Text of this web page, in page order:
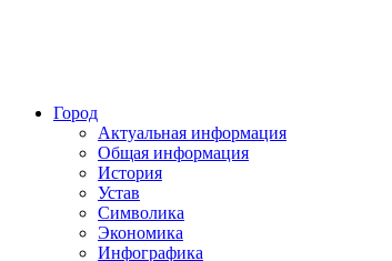
Город
Актуальная информация
Общая информация
История
Устав
Символика
Экономика
Инфографика